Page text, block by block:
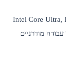
Intel Core
מודרניים